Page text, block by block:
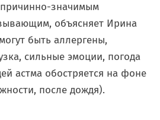
причинно-значимым
объясняет Ирина
быть аллергены,
сильные эмоции, погода
астма обостряется на фоне
после дождя).